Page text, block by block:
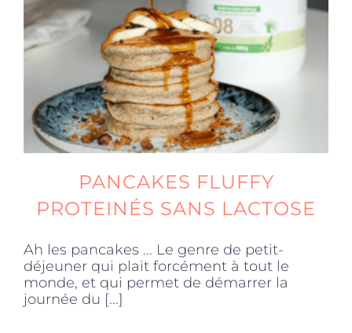
Produits sains
Click and collect
Traiteur
Cours
Accessoires
Offres
PANCAKES FLUFFY
PROTEINÉS SANS LACTOSE
Ah les pancakes ... Le genre de petit-
déjeuner qui plait forcément à tout le
monde, et qui permet de démarrer la
journée du [...]